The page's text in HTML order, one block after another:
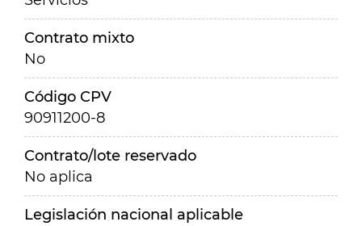
Contrato mixto
No
Código CPV
90911200-8
Contrato/lote reservado
No aplica
Legislación nacional aplicable